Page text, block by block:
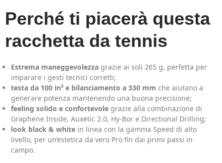
Perché ti piacerà questa
racchetta da tennis
Estrema maneggevolezza grazie ai soli 265 g, perfetta per
imparare i gesti tecnici corretti;
testa da 100 in² e bilanciamento a 330 mm che aiutano a
generare potenza mantenendo una buona precisione;
feeling solido e confortevole grazie alla combinazione di
Graphene Inside, Auxetic 2.0, Hy-Bor e Directional Drilling;
look black & white in linea con la gamma Speed di alto
livello, per un’estetica da vero Pro fin dai primi passi in
campo.